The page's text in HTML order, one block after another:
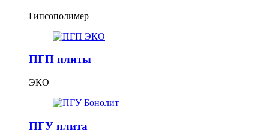
Гипсополимер
ПГП плиты
ЭКО
ПГУ плита